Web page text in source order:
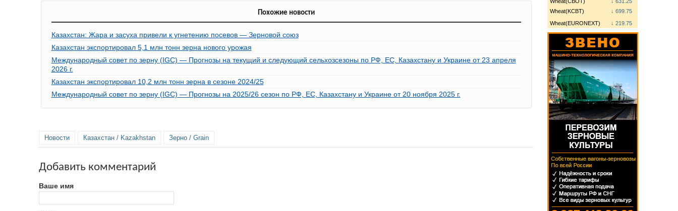
Похожие новости
Казахстан: Жара и засуха привели к угнетению посевов — Зерновой союз
Казахстан экспортировал 5,1 млн тонн зерна нового урожая
Международный совет по зерну (IGC) — Прогнозы на текущий и следующий сельхозсезоны по РФ, ЕС, Казахстану и Украине от 23 апреля
2026 г.
Казахстан экспортировал 10,2 млн тонн зерна в сезоне 2024/25
Международный совет по зерну (IGC) — Прогнозы на 2025/26 сезон по РФ, ЕС, Казахстану и Украине от 20 ноября 2025 г.
Новости Казахстан / Kazakhstan Зерно / Grain
Добавить комментарий
Ваше имя
Wheat(KCBT)
↓ 699.75
Wheat(EURONEXT)
↓ 219.75